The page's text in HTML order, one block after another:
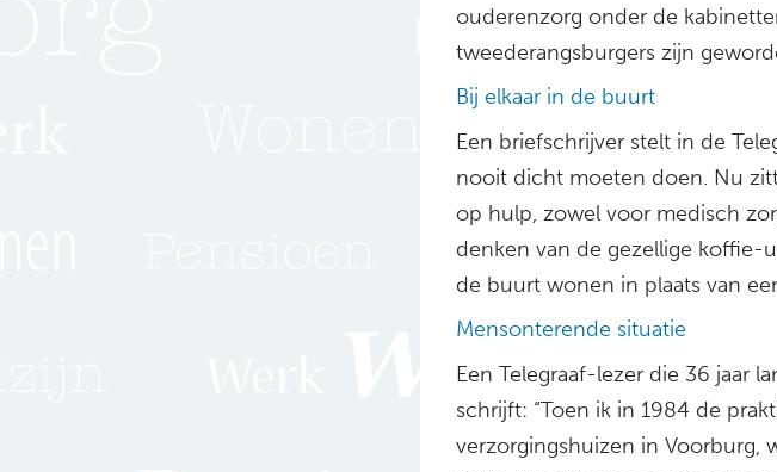
ouderenzorg onder de
tweederangsburgers zijn
Bij elkaar in de buurt
Een briefschrijver stelt in de
nooit dicht moeten doen. Nu
op hulp, zowel voor medisch
denken van de gezellige koffie-
de buurt wonen in plaats van
Mensonterende situatie
Een Telegraaf-lezer die 36 jaar
schrijft: “Toen ik in 1984 de
verzorgingshuizen in Voorburg,